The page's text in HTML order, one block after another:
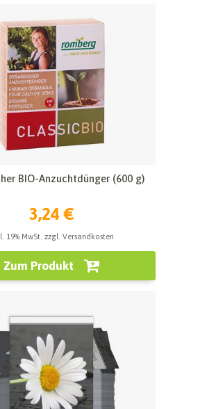
BIO-Anzuchtdünger (600 g)
3,24 €
19% MwSt. zzgl. Versandkosten
Zum Produkt